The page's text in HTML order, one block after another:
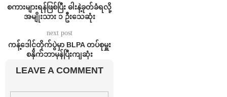
စကားများရန်ဖြစ်ပြီး ဓါးနဲ့ခုတ်ခံရလို့
အမျိုးသား ၁ ဦးသေဆုံး
next post
ကန့်ဒေါင့်တိုက်ပွဲမှာ BLPA တပ်စုမှူး
စနိုက်ဘာမှန်ပြီးကျဆုံး
LEAVE A COMMENT